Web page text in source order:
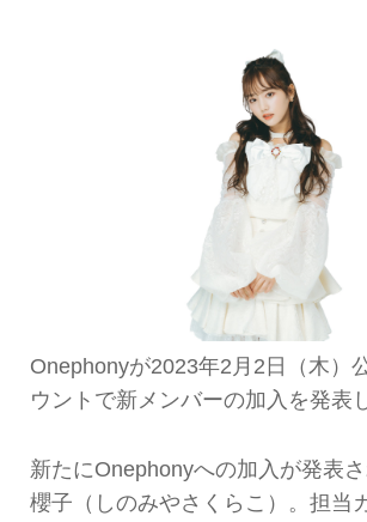
Onephonyが2023年2月2日（木）
ウントで新メンバーの加入を発表
新たにOnephonyへの加入が発表
櫻子（しのみやさくらこ）。担当